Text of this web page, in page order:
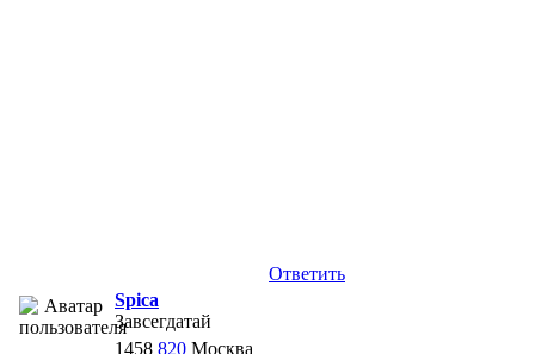
Ответить
Spica
Завсегдатай
1458 820 Москва